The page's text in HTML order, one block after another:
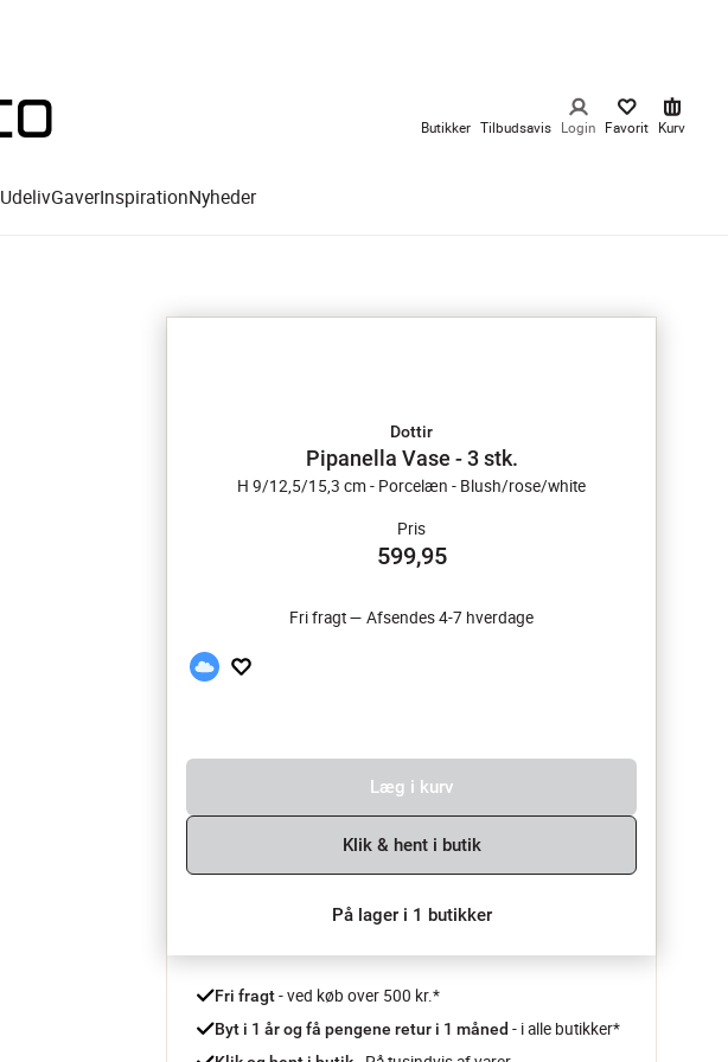
Butikker Tilbudsavis Login Favorit Kurv
UdelivGaverInspirationNyheder
Dottir
Pipanella Vase - 3 stk.
H 9/12,5/15,3 cm - Porcelæn - Blush/rose/white
Pris
599,95
Fri fragt — Afsendes 4-7 hverdage
Læg i kurv
Klik & hent i butik
På lager i 1 butikker
Fri fragt - ved køb over 500 kr.*
Byt i 1 år og få pengene retur i 1 måned - i alle butikker*